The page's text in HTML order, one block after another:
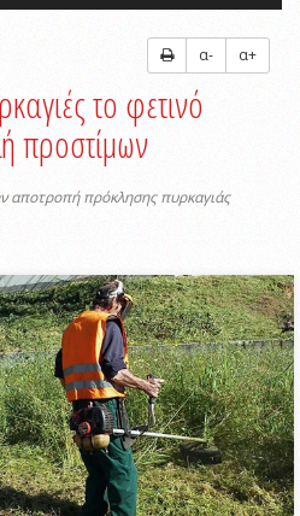
α- α+
το φετινό
προστίμων
αποτροπή πρόκλησης πυρκαγιάς